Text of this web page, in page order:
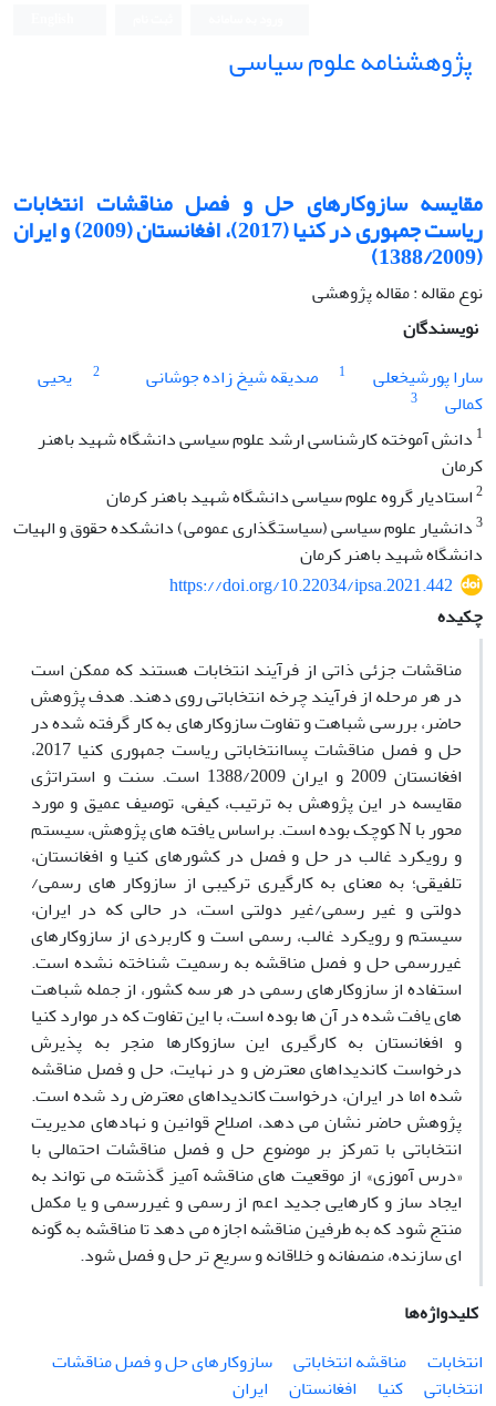
پژوهشنامه علوم سیاسی
مقایسه سازوکارهای حل و فصل مناقشات انتخابات
ریاست جمهوری در کنیا (2017)، افغانستان (2009) و ایران
(1388/2009)
نوع مقاله : مقاله پژوهشی
نویسندگان
سارا پورشیخعلی
1 صدیقه شیخ زاده جوشانی 2
یحیی
کمالی
3
1 دانش آموخته کارشناسی ارشد علوم سیاسی دانشگاه شهید باهنر
کرمان
2استادیار گروه علوم سیاسی دانشگاه شهید باهنر کرمان
3دانشیار علوم سیاسی (سیاستگذاری عمومی) دانشکده حقوق و الهیات
دانشگاه شهید باهنر کرمان
https://doi.org/10.22034/ipsa.2021.442
چکیده
مناقشات جزئی ذاتی از فرآیند انتخابات هستند که ممکن است
در هر مرحله از فرآیند چرخه انتخاباتی روی دهند. هدف پژوهش
حاضر، بررسی شباهت و تفاوت سازوکارهای به کار گرفته شده در
حل و فصل مناقشات پساانتخاباتی ریاست جمهوری کنیا 2017،
افغانستان 2009 و ایران 1388/2009 است. سنت و استراتژی
مقایسه در این پژوهش به ترتیب، کیفی، توصیف عمیق و مورد
محور با N کوچک بوده است. براساس یافته های پژوهش، سیستم
و رویکرد غالب در حل و فصل در کشورهای کنیا و افغانستان،
تلفیقی؛ به معنای به کارگیری ترکیبی از سازوکار های رسمی/
دولتی و غیر رسمی/غیر دولتی است، در حالی که در ایران،
سیستم و رویکرد غالب، رسمی است و کاربردی از سازوکارهای
غیررسمی حل و فصل مناقشه به رسمیت شناخته نشده است.
استفاده از سازوکارهای رسمی در هر سه کشور، از جمله شباهت
های یافت شده در آن ها بوده است، با این تفاوت که در موارد کنیا
و افغانستان به کارگیری این سازوکارها منجر به پذیرش
درخواست کاندیداهای معترض و در نهایت، حل و فصل مناقشه
شده اما در ایران، درخواست کاندیداهای معترض رد شده است.
پژوهش حاضر نشان می دهد، اصلاح قوانین و نهادهای مدیریت
انتخاباتی با تمرکز بر موضوع حل و فصل مناقشات احتمالی با
«درس آموزی» از موقعیت های مناقشه آمیز گذشته می تواند به
ایجاد ساز و کارهایی جدید اعم از رسمی و غیررسمی و یا مکمل
منتج شود که به طرفین مناقشه اجازه می دهد تا مناقشه به گونه
ای سازنده، منصفانه و خلاقانه و سریع تر حل و فصل شود.
کلیدواژه‌ها
انتخابات
مناقشه انتخاباتی
سازوکارهای حل و فصل مناقشات
انتخاباتی
کنیا افغانستان
ایران